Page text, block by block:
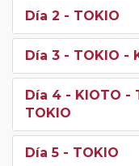
Día 2 - TOKIO
Día 3 - TOKIO -
Día 4 - KIOTO -
TOKIO
Día 5 - TOKIO